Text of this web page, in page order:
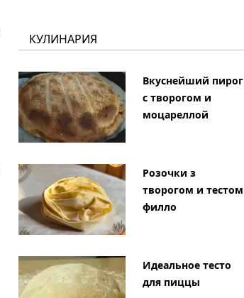
КУЛИНАРИЯ
Вкуснейший пирог
с творогом и
моцареллой
Розочки з
творогом и тестом
филло
Идеальное тесто
для пиццы